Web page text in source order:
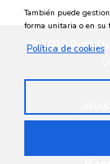
© 2026 Ruta
Política
También puede
forma unitaria o en su
Política de cookies